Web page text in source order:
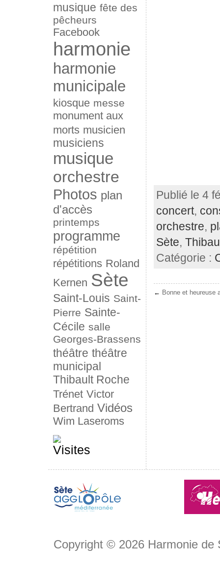
musique fête des
pêcheurs
Facebook
harmonie
harmonie
municipale
kiosque messe
monument aux
morts musicien
musiciens
musique
orchestre
Photos plan
d'accès
printemps
programme
répétition
répétitions Roland
Kernen Sète
Saint-Louis Saint-
Pierre Sainte-
Cécile salle
Georges-Brassens
théâtre théâtre
municipal
Thibault Roche
Trénet Victor
Bertrand Vidéos
Wim Laseroms
Publié le 4
concert,
orchestre,
Sète,
Catégorie :
← Bonne et heureuse
Copyright © 2026 Harmonie de